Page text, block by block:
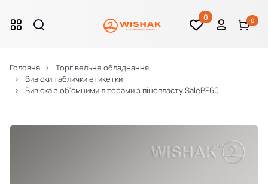
0 0
Головна
Торгівельне обладнання
Вивіски таблички етикетки
Вивіска з об'ємними літерами з пінопласту SalePF60